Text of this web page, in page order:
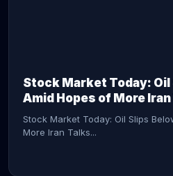
Stock Market Today: Oil
Amid Hopes of More
Stock Market Today: Oil Slips
More Iran Talks...